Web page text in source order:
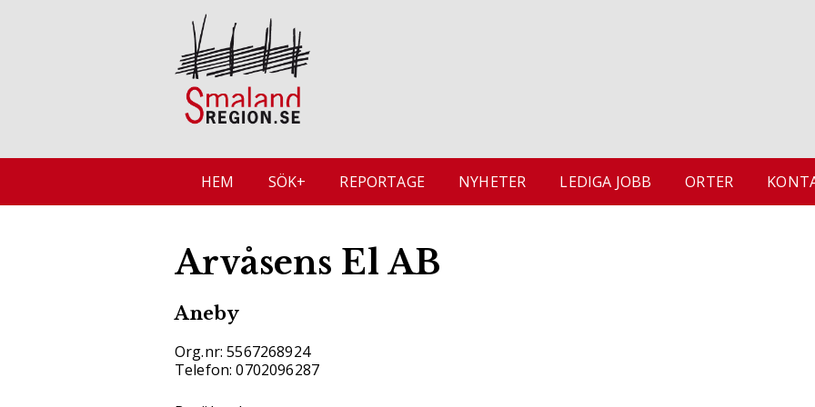
HEM SÖK+ REPORTAGE NYHETER LEDIGA JOBB ORTER
Arvåsens El AB
Aneby
Org.nr: 5567268924
Telefon: 0702096287